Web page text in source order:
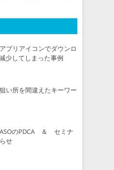
アプリアイコンでダウンロ
少してしまった事例
狙い所を間違えたキーワー
ASOのPDCA ＆ セミナ
せ